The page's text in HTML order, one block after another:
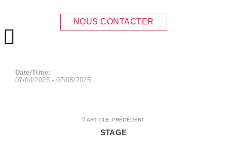
Menu principal
NOUS CONTACTER
STAGE
Date/Time:
07/04/2025 - 07/05/2025
ARTICLE PRÉCÉDENT
STAGE